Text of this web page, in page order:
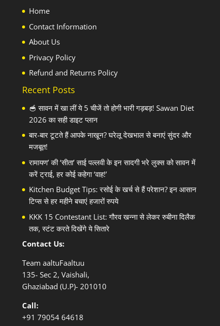
Home
Contact Information
About Us
Privacy Policy
Refund and Returns Policy
Recent Posts
🥣 सावन में खा लीं ये 5 चीजें तो होगी भारी गड़बड़! Sawan Diet
2026 का सही डाइट प्लान
बार-बार टूटते हैं आपके नाखून? घरेलू देखभाल से बनाएं सुंदर और
मजबूत!
रामायण’ की ‘सीता’ साई पल्लवी के इन सादगी भरे लुक्स को सावन में
करें ट्राई, हर कोई कहेगा ‘वाह!’
Kitchen Budget Tips: रसोई के खर्च से हैं परेशान? इन आसान
टिप्स से हर महीने बचाएं हजारों रुपये
KKK 15 Contestant List: गौरव खन्ना से लेकर रुबीना दिलैक
तक, स्टंट करते दिखेंगे ये सितारे
Contact Us:
Team aaltuFaaltuu
135- Sec 2, Vaishali,
Ghaziabad (U.P)- 201010
Call:
+91 79054 64618